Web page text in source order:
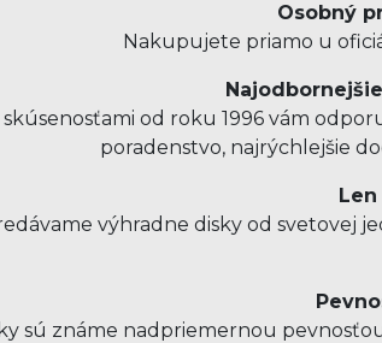
Osobný
Nakupujete priamo u
skúsenosťami od roku 1996 vám
poradenstvo, najrýchlejšie
výhradne disky od svetovej
sú známe nadpriemernou